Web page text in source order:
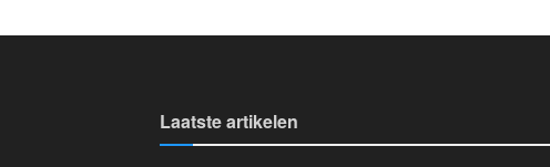
Laatste artikelen